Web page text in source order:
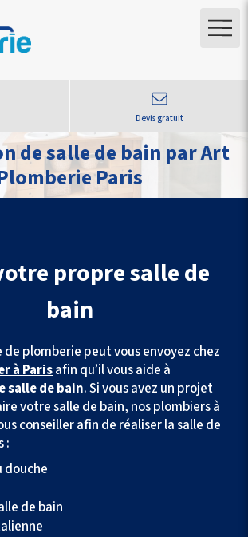
Devis gratuit
de salle de bain par Art
Paris
propre salle de
bain
plomberie peut vous envoyez chez
à Parisafin qu’il vous aide à
salle de bain. Si vous avez un projet
votre salle de bain, nos plombiers à
conseiller afin de réaliser la salle de
:
douche
de bain